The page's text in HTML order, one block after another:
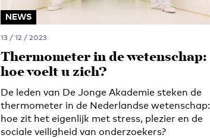
NEWS
13 / 12 / 2023
Thermometer in de wetenschap:
hoe voelt u zich?
De leden van De Jonge Akademie steken de
thermometer in de Nederlandse wetenschap:
hoe zit het eigenlijk met stress, plezier en de
sociale veiligheid van onderzoekers?